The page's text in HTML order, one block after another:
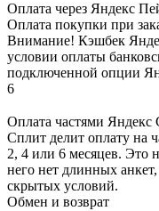
Оплата через Яндекс
Оплата покупки при
Внимание! Кэшбек
условии оплаты
подключенной опции
6
Оплата частями Яндекс
Сплит делит оплату на
2, 4 или 6 месяцев. Это
него нет длинных
скрытых условий.
Обмен и возврат